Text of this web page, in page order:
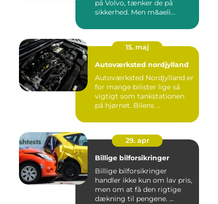
på Volvo, tænker de på
sikkerhed. Men m&aeli...
15. maj
Autoværksted nordjylland
Autoværksted Nordjylland er
for mange bilister lige så
vigtigt som tankstationen
på hjørnet. Bilens ...
29. apr
Billige bilforsikringer
Billige bilforsikringer
handler ikke kun om lav pris,
men om at få den rigtige
dækning til pengene. ...